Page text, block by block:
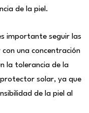
de la piel.
importante seguir las
una concentración
la tolerancia de la
protector solar, ya que
de la piel al